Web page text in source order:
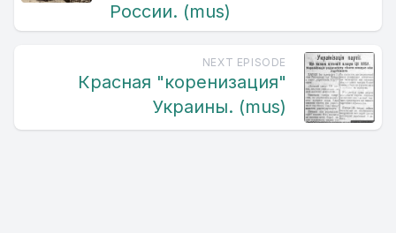
России. (mus)
NEXT EPISODE
Красная "коренизация"
Украины. (mus)